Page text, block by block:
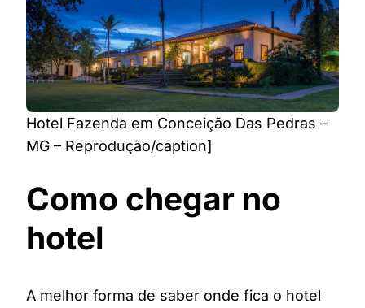
Hotel Fazenda em Conceição Das Pedras –
MG – Reprodução/caption]
Como chegar no
hotel
A melhor forma de saber onde fica o hotel